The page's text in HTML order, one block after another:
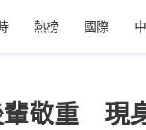
熱榜 國際
敬重 現